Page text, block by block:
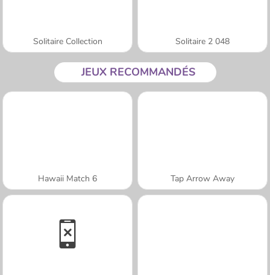
Solitaire Collection Solitaire 2 048
JEUX RECOMMANDÉS
Hawaii Match 6 Tap Arrow Away